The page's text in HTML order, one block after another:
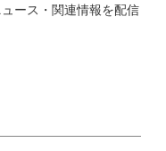
ース・関連情報を配信